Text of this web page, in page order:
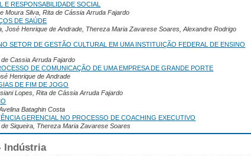
RESPONSABILIDADE SOCIAL
Moura Silva, Rita de Cássia Arruda Fajardo
DE SAÚDE
José Henrique de Andrade, Thereza Maria Zavarese Soares, Alexandre Rodrigo
SETOR DE GESTÃO CULTURAL EM UMA INSTITUIÇÃO FEDERAL DE ENSINO
Cassia Arruda Fajardo
DE COMUNICAÇÃO DE UMA EMPRESA DE GRANDE PORTE
Henrique de Andrade
DE FIM DE JOGO
Lopes, Rita de Cássia Arruda Fajardo
Bataghin Costa
GERENCIAL NO PROCESSO DE COACHING EXECUTIVO
Siqueira, Thereza Maria Zavarese Soares
Indústria